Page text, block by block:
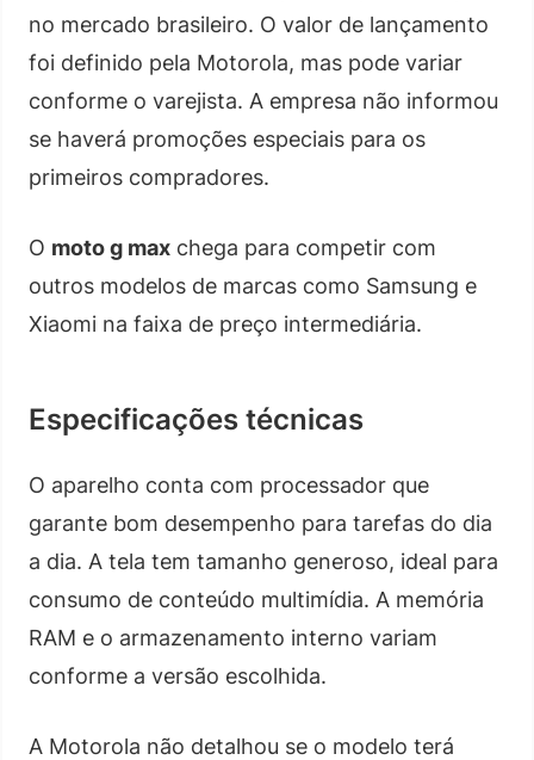
no mercado brasileiro. O valor de lançamento
foi definido pela Motorola, mas pode variar
conforme o varejista. A empresa não informou
se haverá promoções especiais para os
primeiros compradores.
O moto g max chega para competir com
outros modelos de marcas como Samsung e
Xiaomi na faixa de preço intermediária.
Especificações técnicas
O aparelho conta com processador que
garante bom desempenho para tarefas do dia
a dia. A tela tem tamanho generoso, ideal para
consumo de conteúdo multimídia. A memória
RAM e o armazenamento interno variam
conforme a versão escolhida.
A Motorola não detalhou se o modelo terá